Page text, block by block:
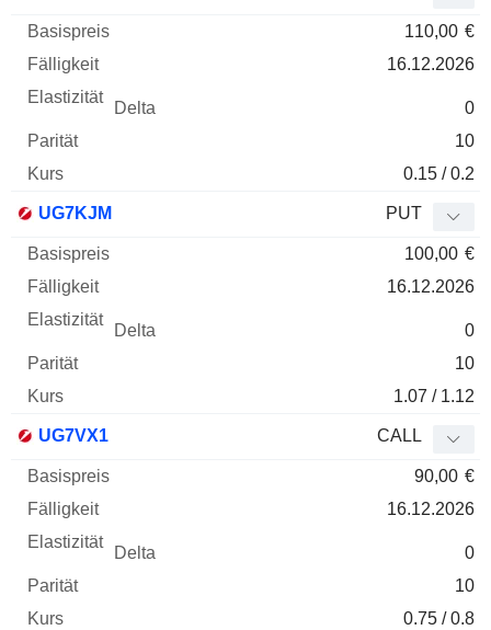
110,00 €
16.12.2026
0
10
0.15 / 0.2
UG7KJM PUT
100,00 €
16.12.2026
0
10
1.07 / 1.12
UG7VX1 CALL
90,00 €
16.12.2026
0
10
0.75 / 0.8